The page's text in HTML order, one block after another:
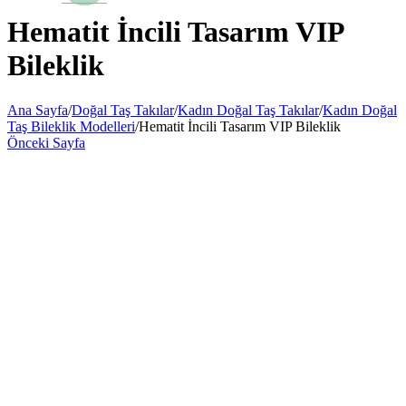
Hematit İncili Tasarım VIP
Bileklik
Ana Sayfa/Doğal Taş Takılar/Kadın Doğal Taş Takılar/Kadın Doğal
Taş Bileklik Modelleri/Hematit İncili Tasarım VIP Bileklik
Önceki Sayfa